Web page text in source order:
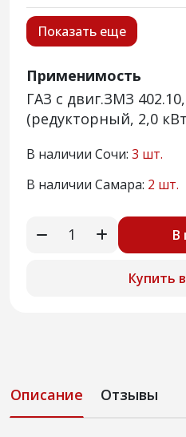
Показать еще
Применимость
ГАЗ с двиг.ЗМЗ
(редукторный, 2,0
В наличии Сочи: 3 шт.
В наличии Самара: 2 шт.
В
Купить
Описание Отзывы